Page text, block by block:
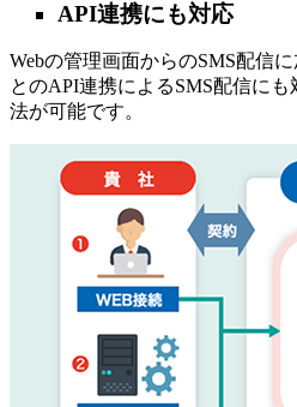
API連携にも対応
Webの管理画面からのSMS配信
とのAPI連携によるSMS配信に
法が可能です。